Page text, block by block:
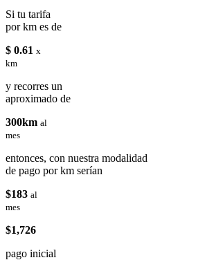
Si tu tarifa
por km es de
$ 0.61 x
km
y recorres un
aproximado de
300km al
mes
entonces, con nuestra modalidad
de pago por km serían
$183 al
mes
$1,726
pago inicial